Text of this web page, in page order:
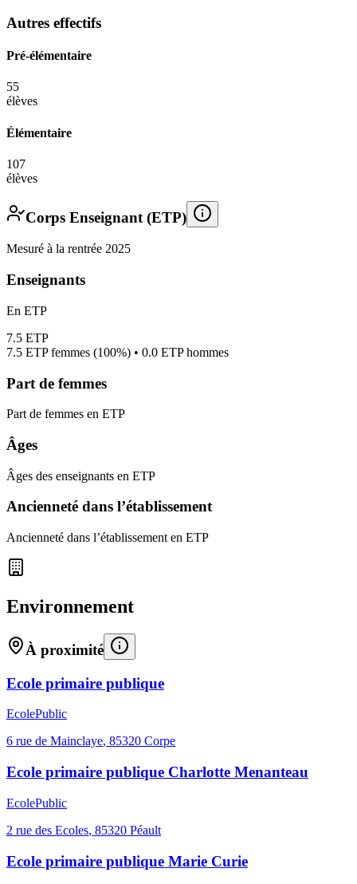
Autres effectifs
Pré-élémentaire
55
élèves
Élémentaire
107
élèves
Corps Enseignant (ETP)
Mesuré à la rentrée 2025
Enseignants
En ETP
7.5 ETP
7.5 ETP femmes (100%) • 0.0 ETP hommes
Part de femmes
Part de femmes en ETP
Âges
Âges des enseignants en ETP
Ancienneté dans l’établissement
Ancienneté dans l’établissement en ETP
Environnement
À proximité
Ecole primaire publique
EcolePublic
6 rue de Mainclaye, 85320 Corpe
Ecole primaire publique Charlotte Menanteau
EcolePublic
2 rue des Ecoles, 85320 Péault
Ecole primaire publique Marie Curie